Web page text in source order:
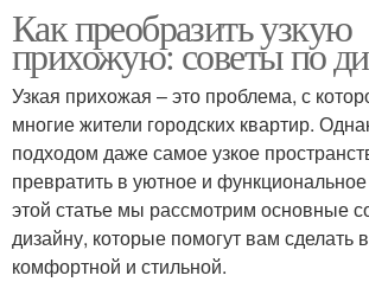
Как преобразить узкую
прихожую: советы по
Узкая прихожая – это проблема, с
многие жители городских квартир.
подходом даже самое узкое
превратить в уютное и
этой статье мы рассмотрим основные
дизайну, которые помогут вам
комфортной и стильной.